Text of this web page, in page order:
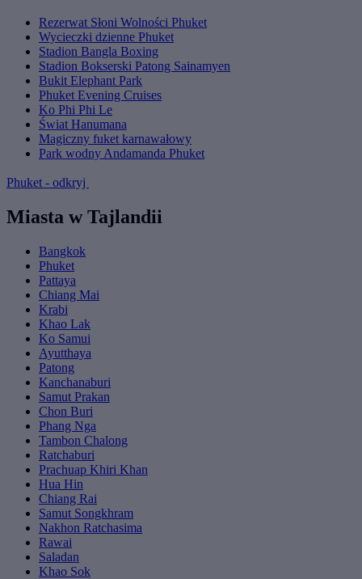
Rezerwat Słoni Wolności Phuket
Wycieczki dzienne Phuket
Stadion Bangla Boxing
Stadion Bokserski Patong Sainamyen
Bukit Elephant Park
Phuket Evening Cruises
Ko Phi Phi Le
Świat Hanumana
Magiczny fuket karnawałowy
Park wodny Andamanda Phuket
Phuket - odkryj
Miasta w Tajlandii
Bangkok
Phuket
Pattaya
Chiang Mai
Krabi
Khao Lak
Ko Samui
Ayutthaya
Patong
Kanchanaburi
Samut Prakan
Chon Buri
Phang Nga
Tambon Chalong
Ratchaburi
Prachuap Khiri Khan
Hua Hin
Chiang Rai
Samut Songkhram
Nakhon Ratchasima
Rawai
Saladan
Khao Sok